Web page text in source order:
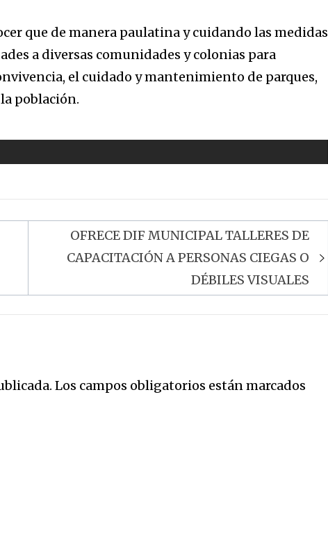
que de manera paulatina y cuidando las medidas
a diversas comunidades y colonias para
el cuidado y mantenimiento de parques,
población.
OFRECE DIF MUNICIPAL TALLERES DE
CAPACITACIÓN A PERSONAS CIEGAS O
DÉBILES VISUALES
Los campos obligatorios están marcados